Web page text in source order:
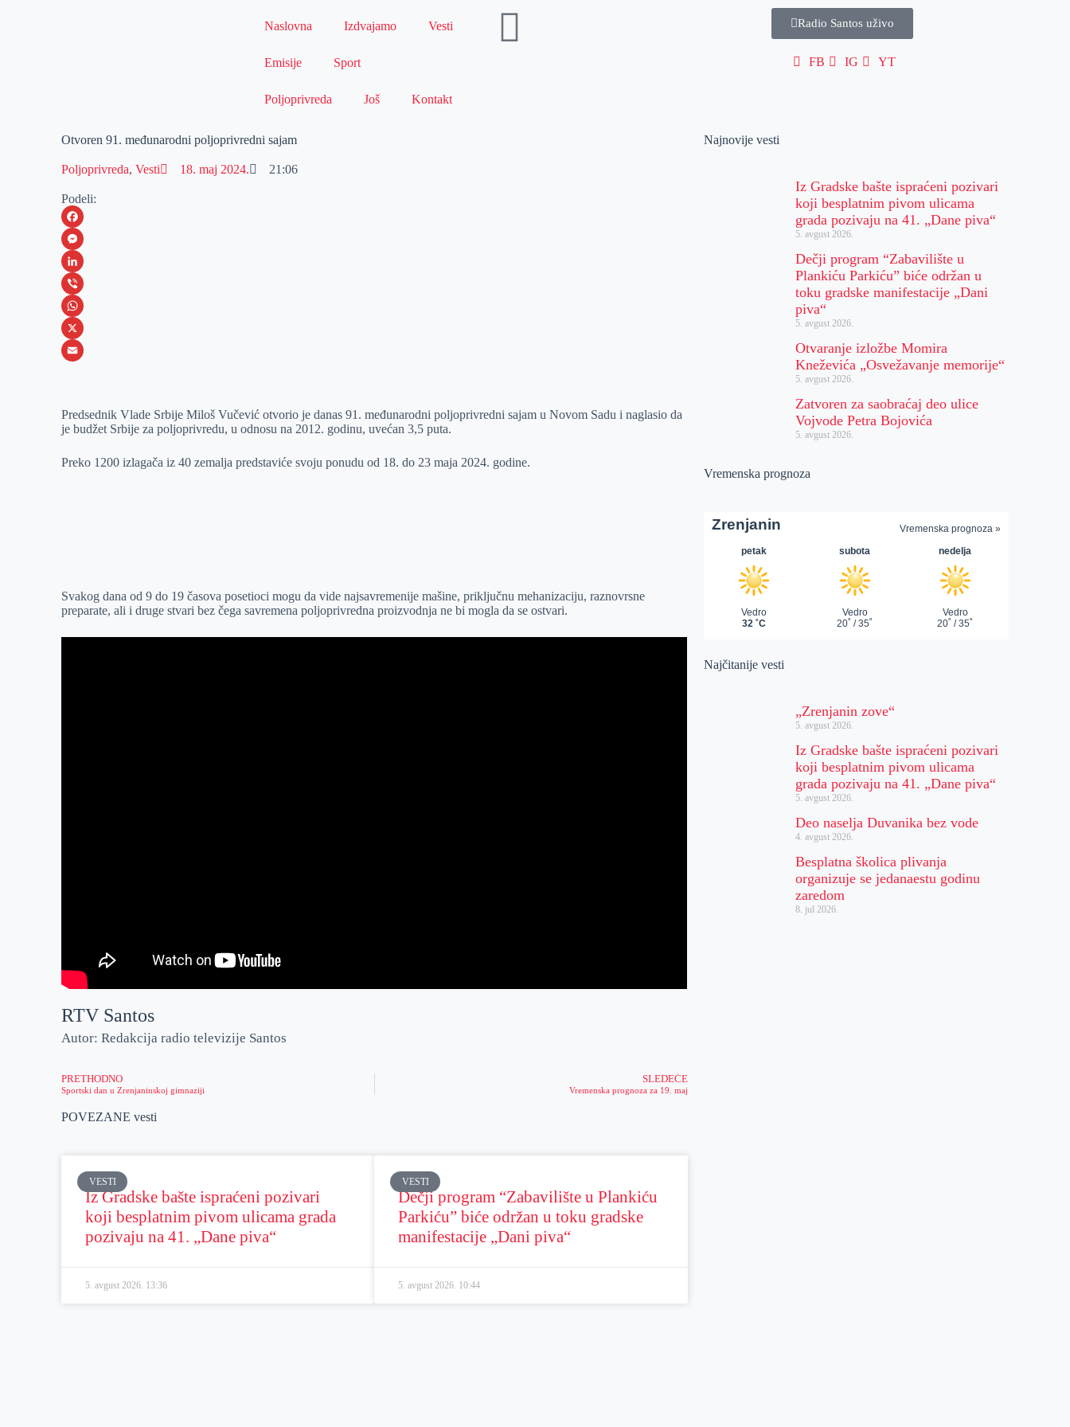
Naslovna Izdvajamo Vesti
Emisije Sport
Poljoprivreda Još Kontakt
Radio Santos uživo
FB IG YT
Otvoren 91. međunarodni poljoprivredni sajam
Poljoprivreda,Vesti 18. maj 2024. 21:06
Podeli:
F
a
c
e
b
o
M
e
s
s
e
e
r
L
i
n
k
I
n
V
i
b
W
h
s
A
p
X
a
i
l
Predsednik Vlade Srbije Miloš Vučević otvorio je danas 91. međunarodni poljoprivredni sajam u Novom Sadu i naglasio da
je budžet Srbije za poljoprivredu, u odnosu na 2012. godinu, uvećan 3,5 puta.
Preko 1200 izlagača iz 40 zemalja predstaviće svoju ponudu od 18. do 23 maja 2024. godine.
Svakog dana od 9 do 19 časova posetioci mogu da vide najsavremenije mašine, priključnu mehanizaciju, raznovrsne
preparate, ali i druge stvari bez čega savremena poljoprivredna proizvodnja ne bi mogla da se ostvari.
RTV Santos
Autor: Redakcija radio televizije Santos
PRETHODNO
Sportski dan u Zrenjaninskoj gimnaziji
SLEDEĆE
Vremenska prognoza za 19. maj
POVEZANE vesti
VESTI
Iz Gradske bašte ispraćeni pozivari
koji besplatnim pivom ulicama grada
pozivaju na 41. „Dane piva“
5. avgust 2026. 13:36
VESTI
Dečji program “Zabavilište u Plankiću
Parkiću” biće održan u toku gradske
manifestacije „Dani piva“
5. avgust 2026. 10:44
Najnovije vesti
Iz Gradske bašte ispraćeni pozivari
koji besplatnim pivom ulicama
grada pozivaju na 41. „Dane piva“
5. avgust 2026.
Dečji program “Zabavilište u
Plankiću Parkiću” biće održan u
toku gradske manifestacije „Dani
piva“
5. avgust 2026.
Otvaranje izložbe Momira
Kneževića „Osvežavanje memorije“
5. avgust 2026.
Zatvoren za saobraćaj deo ulice
Vojvode Petra Bojovića
5. avgust 2026.
Vremenska prognoza
Najčitanije vesti
„Zrenjanin zove“
5. avgust 2026.
Iz Gradske bašte ispraćeni pozivari
koji besplatnim pivom ulicama
grada pozivaju na 41. „Dane piva“
5. avgust 2026.
Deo naselja Duvanika bez vode
4. avgust 2026.
Besplatna školica plivanja
organizuje se jedanaestu godinu
zaredom
8. jul 2026.